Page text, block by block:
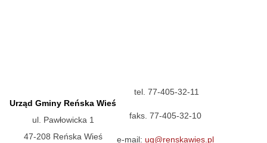
Urząd Gminy Reńska Wieś
ul. Pawłowicka 1
47-208 Reńska Wieś
tel. 77-405-32-11
faks. 77-405-32-10
e-mail: ug@renskawies.pl